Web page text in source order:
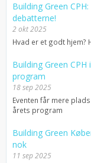
Building Green
debatterne!
2 okt 2025
Hvad er et godt hjem?
Building Green
program
18 sep 2025
Eventen får mere
årets program
Building Green
nok
11 sep 2025